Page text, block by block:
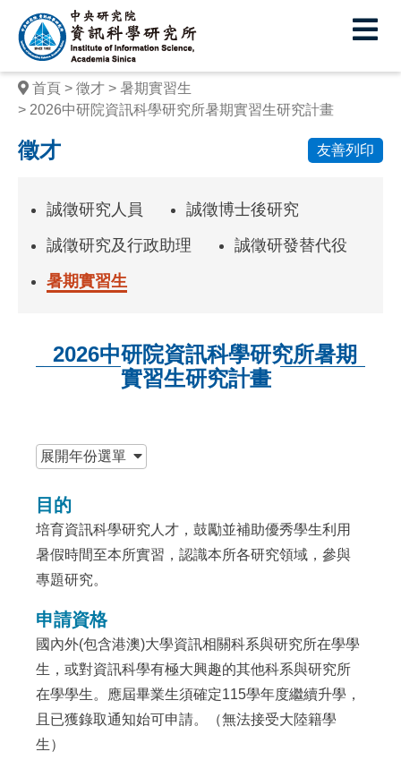
中
央
研
究
院
訊
科
學
所
首頁 徵才
暑期實習生
2026中研院資訊科學研究所暑期實習生研究計畫
徵才 友善列印
誠徵研究人員
誠徵博士後研究
誠徵研究及行政助理
誠徵研發替代役
暑期實習生
2026中研院資訊科學研究所暑期
實習生研究計畫
展開年份選單
目的
培育資訊科學研究人才，鼓勵並補助優秀學生利用
暑假時間至本所實習，認識本所各研究領域，參與
專題研究。
申請資格
國內外(包含港澳)大學資訊相關科系與研究所在學學
生，或對資訊科學有極大興趣的其他科系與研究所
在學學生。應屆畢業生須確定115學年度繼續升學，
且已獲錄取通知始可申請。（無法接受大陸籍學
生）